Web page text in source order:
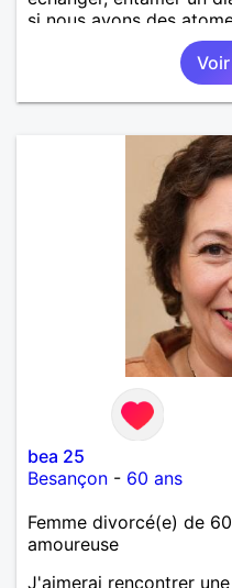
si nous avons des
mettrons en place petit
bea 25
Besançon - 60 ans
Femme divorcé(e) de
amoureuse
J'aimerai rencontrer